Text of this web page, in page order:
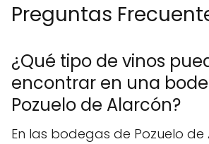
Preguntas
¿Qué tipo de vinos
encontrar en una
Pozuelo de Alarcón?
En las bodegas de Pozuelo de